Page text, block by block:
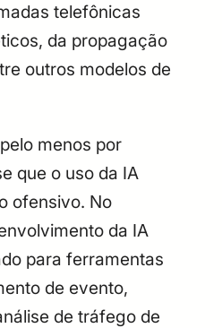
telefônicas
da propagação
outros modelos de
menos por
que o uso da IA
ofensivo. No
da IA
para ferramentas
de evento,
de tráfego de